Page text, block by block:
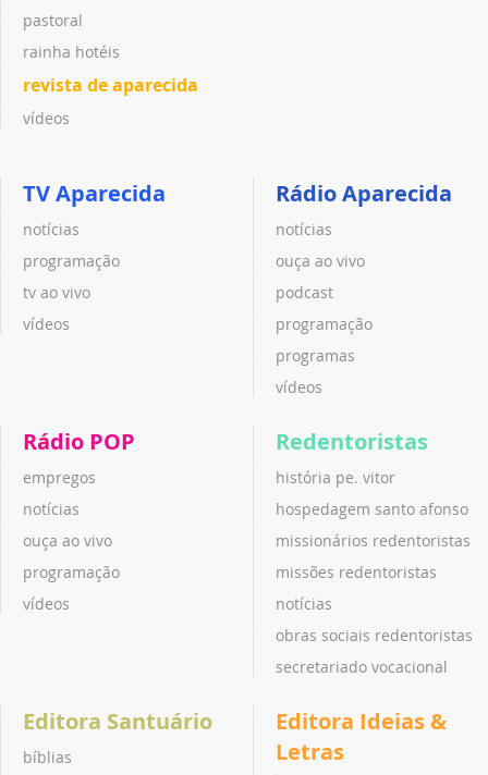
pastoral
rainha hotéis
revista de aparecida
vídeos
TV Aparecida
notícias
programação
tv ao vivo
vídeos
Rádio Aparecida
notícias
ouça ao vivo
podcast
programação
programas
vídeos
Rádio POP
empregos
notícias
ouça ao vivo
programação
vídeos
Redentoristas
história pe. vitor
hospedagem santo afonso
missionários redentoristas
missões redentoristas
notícias
obras sociais redentoristas
secretariado vocacional
Editora Santuário
bíblias
Editora Ideias &
Letras